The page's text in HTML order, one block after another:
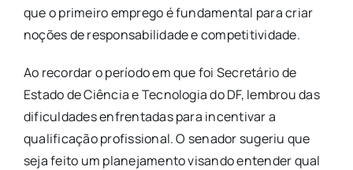
que o primeiro emprego é fundamental para criar
noções de responsabilidade e competitividade.
Ao recordar o período em que foi Secretário de
Estado de Ciência e Tecnologia do DF, lembrou das
dificuldades enfrentadas para incentivar a
qualificação profissional. O senador sugeriu que
seja feito um planejamento visando entender qual